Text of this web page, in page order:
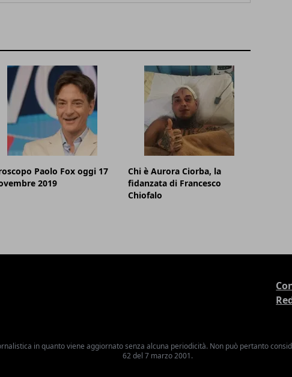
Paolo Fox oggi 17
2019
Chi è Aurora Ciorba, la
fidanzata di Francesco
Chiofalo
in quanto viene aggiornato senza alcuna periodicità. Non può pertanto
62 del 7 marzo 2001.